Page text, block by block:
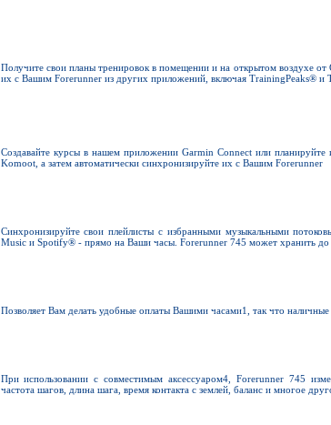
Получите свои планы тренировок в помещении и на открытом воздухе
их с Вашим Forerunner из других приложений, включая TrainingPeaks® и
Создавайте курсы в нашем приложении Garmin Connect или
Komoot, а затем автоматически синхронизируйте их с Вашим Forerunner
Синхронизируйте свои плейлисты с избранными музыкальными
Music и Spotify® - прямо на Ваши часы. Forerunner 745 может хранить до
Позволяет Вам делать удобные оплаты Вашими часами1, так что
При использовании с совместимым аксессуаром4, Forerunner 745
частота шагов, длина шага, время контакта с землей, баланс и многое